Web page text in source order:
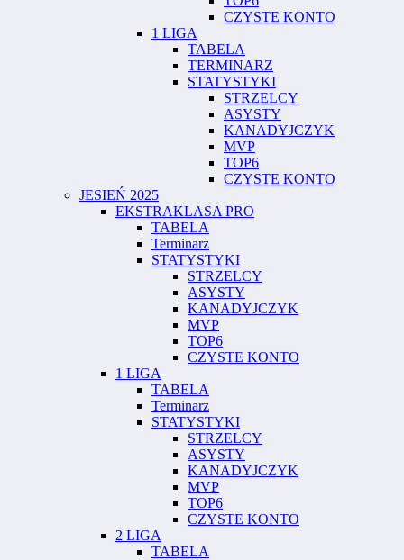
CZYSTE KONTO
1 LIGA
TABELA
TERMINARZ
STATYSTYKI
STRZELCY
ASYSTY
KANADYJCZYK
MVP
TOP6
CZYSTE KONTO
JESIEŃ 2025
EKSTRAKLASA PRO
TABELA
Terminarz
STATYSTYKI
STRZELCY
ASYSTY
KANADYJCZYK
MVP
TOP6
CZYSTE KONTO
1 LIGA
TABELA
Terminarz
STATYSTYKI
STRZELCY
ASYSTY
KANADYJCZYK
MVP
TOP6
CZYSTE KONTO
2 LIGA
TABELA